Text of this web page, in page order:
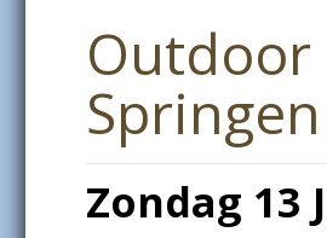
Outdoor
Zondag 13